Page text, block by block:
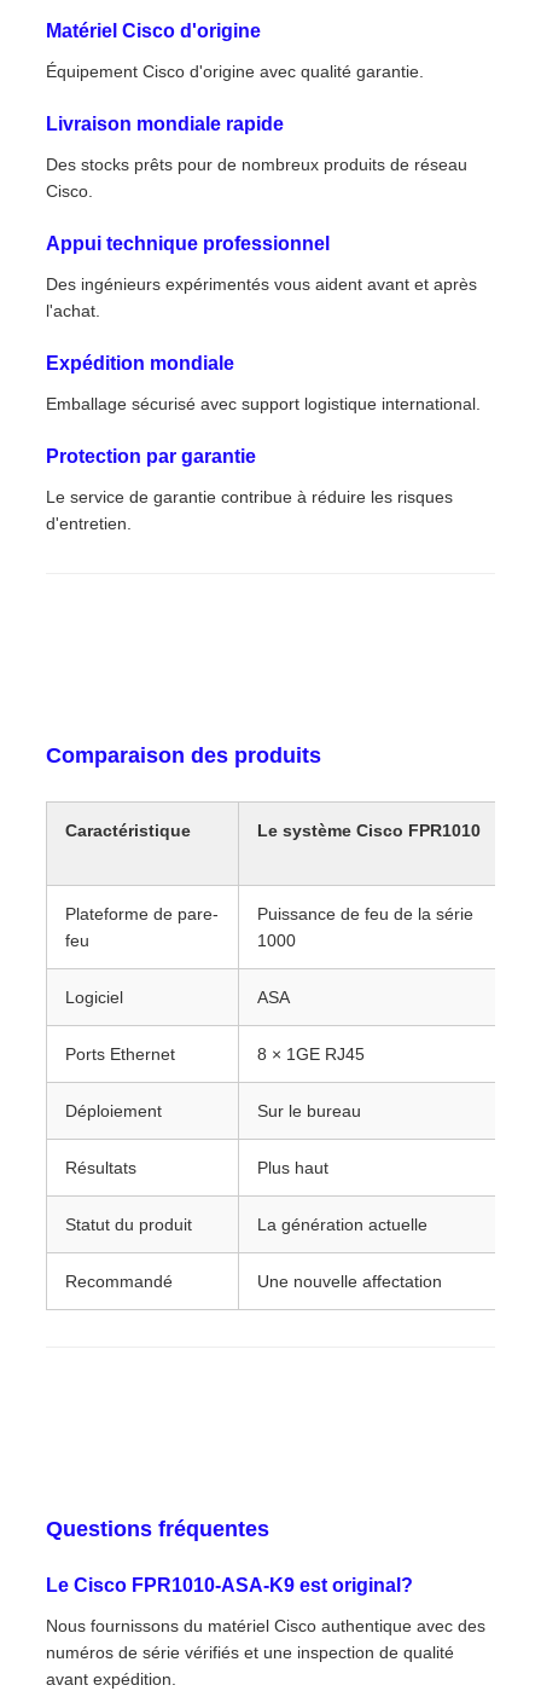
Matériel Cisco d'origine
Équipement Cisco d'origine avec qualité garantie.
Livraison mondiale rapide
Des stocks prêts pour de nombreux produits de réseau
Cisco.
Appui technique professionnel
Des ingénieurs expérimentés vous aident avant et après
l'achat.
Expédition mondiale
Emballage sécurisé avec support logistique international.
Protection par garantie
Le service de garantie contribue à réduire les risques
d'entretien.
Comparaison des produits
Caractéristique Le système Cisco FPR1010
Plateforme de pare-
feu
Puissance de feu de la série
1000
Logiciel ASA
Ports Ethernet 8 × 1GE RJ45
Déploiement Sur le bureau
Résultats Plus haut
Statut du produit La génération actuelle
Recommandé Une nouvelle affectation
Questions fréquentes
Le Cisco FPR1010-ASA-K9 est original?
Nous fournissons du matériel Cisco authentique avec des
numéros de série vérifiés et une inspection de qualité
avant expédition.